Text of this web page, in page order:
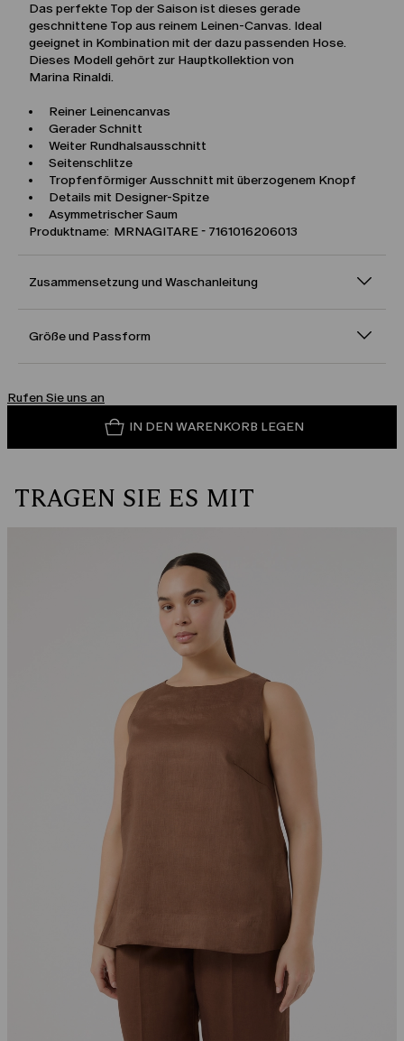
Das perfekte Top der Saison ist dieses gerade
geschnittene Top aus reinem Leinen-Canvas. Ideal
geeignet in Kombination mit der dazu passenden Hose.
Dieses Modell gehört zur Hauptkollektion von
Marina Rinaldi.
Reiner Leinencanvas
Gerader Schnitt
Weiter Rundhalsausschnitt
Seitenschlitze
Tropfenförmiger Ausschnitt mit überzogenem Knopf
Details mit Designer-Spitze
Asymmetrischer Saum
Produktname: MRNAGITARE - 7161016206013
Zusammensetzung und Waschanleitung
Größe und Passform
Rufen Sie uns an
IN DEN WARENKORB LEGEN
TRAGEN SIE ES MIT